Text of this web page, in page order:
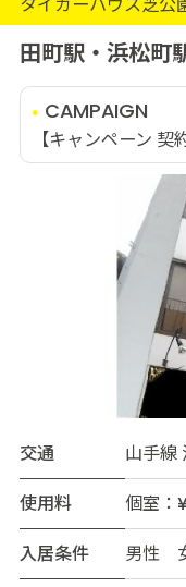
タイガーハウス芝公
田町駅・浜松町
CAMPAIGN
【キャンペーン
交通
山手線
使用料
個室
入居条件
男性